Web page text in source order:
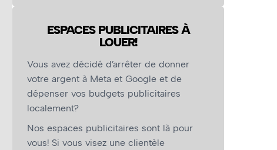
ESPACES PUBLICITAIRES À
LOUER!
Vous avez décidé d’arrêter de donner
votre argent à Meta et Google et de
dépenser vos budgets publicitaires
localement?
Nos espaces publicitaires sont là pour
vous! Si vous visez une clientèle